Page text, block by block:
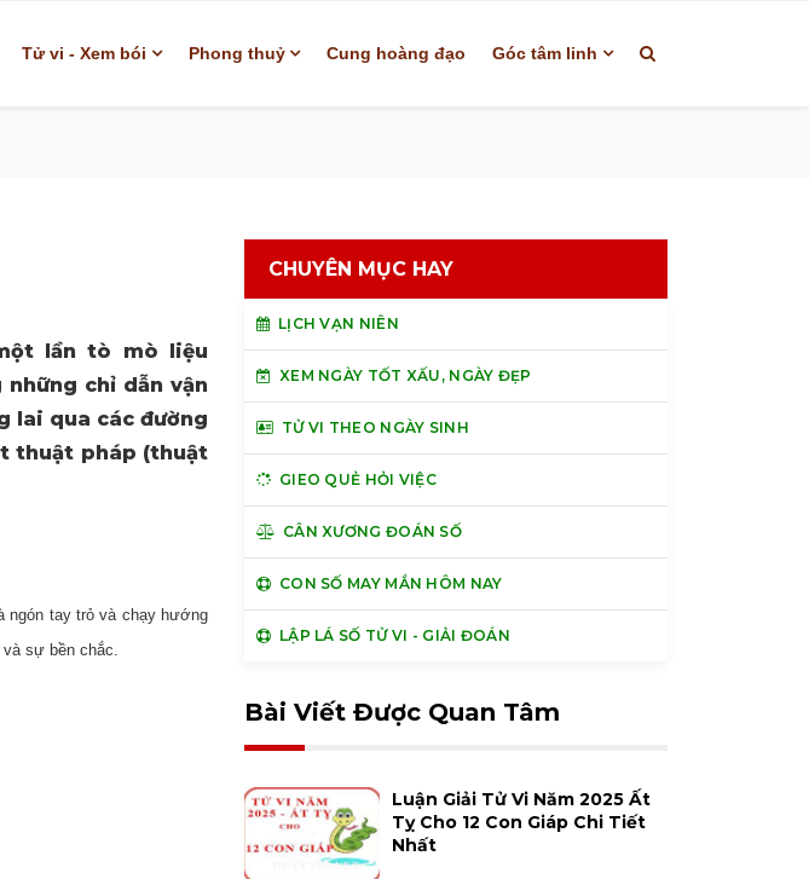
Tử vi - Xem bói Phong thuỷ Cung hoàng đạo Góc tâm linh
lần tò mò liệu
chỉ dẫn vận
lai qua các đường
thuật pháp (thuật
ngón tay trỏ và chạy hướng
sự bền chắc.
CHUYÊN MỤC HAY
LỊCH VẠN NIÊN
XEM NGÀY TỐT XẤU, NGÀY ĐẸP
TỬ VI THEO NGÀY SINH
GIEO QUẺ HỎI VIỆC
CÂN XƯƠNG ĐOÁN SỐ
CON SỐ MAY MẮN HÔM NAY
LẬP LÁ SỐ TỬ VI - GIẢI ĐOÁN
Bài Viết Được Quan Tâm
Luận Giải Tử Vi Năm 2025 Ất
Tỵ Cho 12 Con Giáp Chi Tiết
Nhất